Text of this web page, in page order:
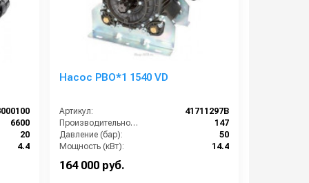
6600
20
4.4
Насос PBO*1 1540 VD
Артикул:
41711297B
Производительность (л/мин):
147
Давление (бар):
50
Мощность (кВт):
14.4
164 000 руб.